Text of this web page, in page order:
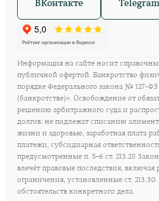
ВКонтакте Telegram
Информация на сайте носит
публичной офертой. Банкротство
порядке Федерального закона № 127-ФЗ
(банкротстве)». Освобождение от
решению арбитражного суда и
долгов: не подлежат списанию
жизни и здоровью, заработная плата
платежи, субсидиарная
предусмотренные п. 5–6 ст. 213.28
влечёт правовые последствия,
ограничения, установленные ст. 213.30.
обстоятельств конкретного дела.